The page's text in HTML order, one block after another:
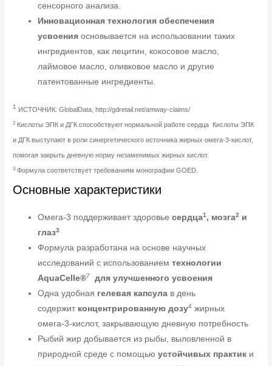
сенсорного анализа.
Инновационная технология обеспечения
усвоения основывается на использовании таких
ингредиентов, как лецитин, кокосовое масло,
лаймовое масло, оливковое масло и другие
патентованные ингредиенты.
1 ИСТОЧНИК: GlobalData, http://gdretail.net/amway-claims/
2 Кислоты ЭПК и ДГК способствуют нормальной работе сердца Кислоты ЭПК
и ДГК выступают в роли синергетического источника жирных омега-3-кислот,
помогая закрыть дневную норму незаменимых жирных кислот.
3 Формула соответствует требованиям монографии GOED.
Основные характеристики
Омега-3 поддерживает здоровьесердца1 , мозга2 и
глаз3
Формула разработана на основе научных
исследований с использованиемтехнологии
AquaCelle®7
для улучшенного усвоения
Одна удобная гелевая капсула в день
содержит концентрированную дозу4 жирных
омега-3-кислот, закрывающую дневную потребность
Рыбий жир добывается из рыбы, выловленной в
природной среде с помощьюустойчивых практик и